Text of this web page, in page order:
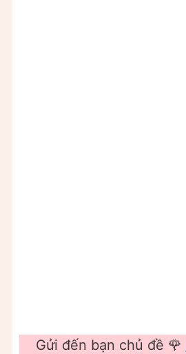
Gửi đến bạn chủ đề 🌹